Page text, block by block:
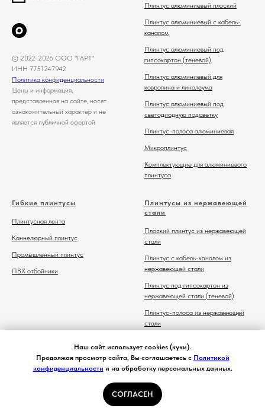
Наш сайт использует cookies (куки).
Продолжая просмотр сайта, Вы соглашаетесь с Политикой
конфиденциальности и на обработку персональных данных.
СОГЛАСЕН
Контакты
© 2022-2026 ООО "ГАРТ"
ИНН 7751247942
Политика конфиденциальности
Цены и информация,
представленная на сайте, носят
ознакомительный характер и не
является публичной офертой
Плинтус алюминиевый плоский
Плинтус алюминиевый с кабель-
каналом
Плинтус алюминиевый под
гипсокартон (теневой)
Плинтус алюминиевый для
ковролина и линолеума
Плинтус алюминиевый под
светодиодную подсветку
Плинтус-полоса алюминиевая
Микроплинтус
Комплектующие для алюминиевого
плинтуса
Гибкие плинтусы
Плинтусная лента
Каннелюрный плинтус
Промышленный плинтус
ПВХ отбойники
Плинтусы из нержавеющей
стали
Плоский плинтус из нержавеющей
стали
Плинтус с кабель-каналом из
нержавеющей стали
Плинтус под гипсокартон из
нержавеющей стали (теневой)
Плинтус-полоса из нержавеющей
стали
нержавеющей стали